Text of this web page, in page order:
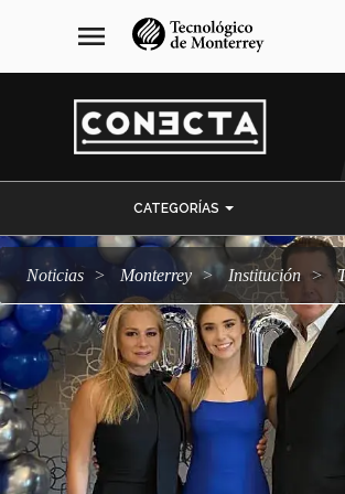
navegación
principal
menu
CATEGORÍAS
Noticias Monterrey Institución